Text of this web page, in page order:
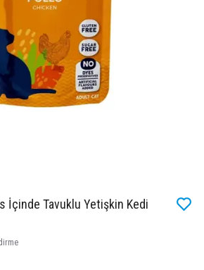
İçinde Tavuklu Yetişkin Kedi